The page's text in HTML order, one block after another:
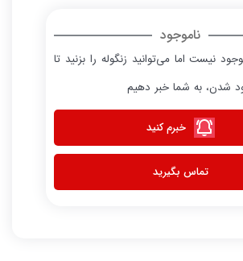
ناموجود
نیست اما می‌توانید زنگوله را بزنید تا
شدن، به شما خبر دهیم
خبرم کنید
تماس بگیرید